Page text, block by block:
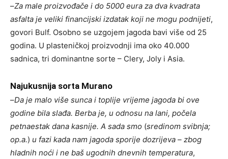
–Za male proizvođače i do 5000 eura za dva kvadrata
asfalta je veliki financijski izdatak koji ne mogu podnijeti,
govori Bulf. Osobno se uzgojem jagoda bavi više od 25
godina. U plasteničkoj proizvodnji ima oko 40.000
sadnica, tri dominantne sorte – Clery, Joly i Asia.
Najukusnija sorta Murano
–Da je malo više sunca i toplije vrijeme jagoda bi ove
godine bila slađa. Berba je, u odnosu na lani, počela
petnaestak dana kasnije. A sada smo (sredinom svibnja;
op.a.) u fazi kada nam jagoda sporije dozrijeva – zbog
hladnih noći i ne baš ugodnih dnevnih temperatura,